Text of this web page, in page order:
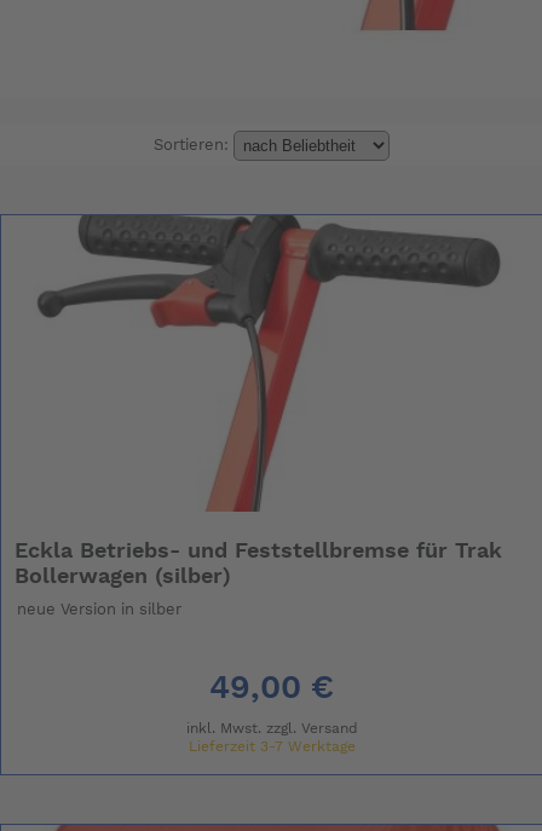
Sortieren:
Eckla Betriebs- und Feststellbremse für Trak
Bollerwagen (silber)
neue Version in silber
49,00 €
inkl. Mwst. zzgl. Versand
Lieferzeit 3-7 Werktage